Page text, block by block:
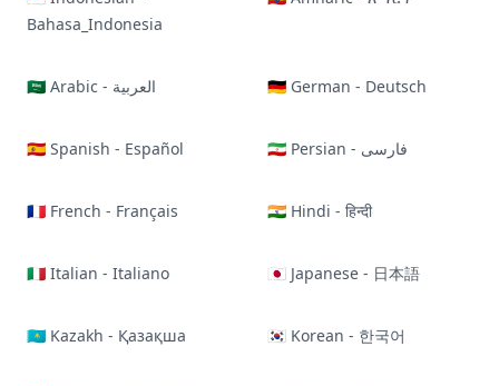
Bahasa_Indonesia
🇸🇦 Arabic - العربية 🇩🇪 German - Deutsch
🇪🇸 Spanish - Español 🇮🇷 Persian - فارسی
🇫🇷 French - Français 🇮🇳 Hindi - हिन्दी
🇮🇹 Italian - Italiano 🇯🇵 Japanese - 日本語
🇰🇿 Kazakh - Қазақша 🇰🇷 Korean - 한국어